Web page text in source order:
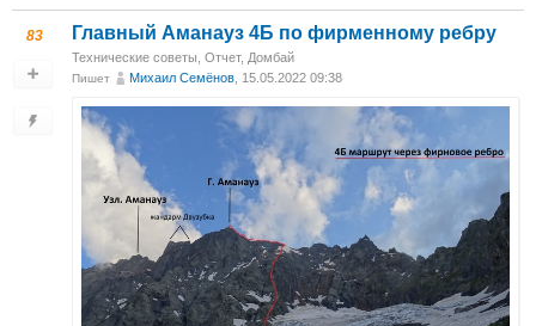
83 Главный Аманауз 4Б по фирменному ребру
Технические советы Отчет, Домбай
Пишет Михаил Cемёнов , 15.05.2022 09:38